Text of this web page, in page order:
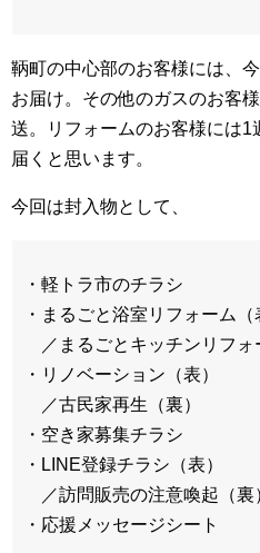
鞆町の中心部のお客様には、
お届け。その他のガスのお客
送。リフォームのお客様には1
届くと思います。
今回は封入物として、
・軽トラ市のチラシ
・まるごと浴室リフォーム（
／まるごとキッチンリフォ
・リノベーション（表）
／古民家再生（裏）
・空き家募集チラシ
・LINE登録チラシ（表）
／訪問販売の注意喚起（裏
・応援メッセージシート